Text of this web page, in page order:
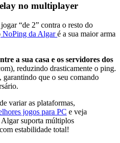
no multiplayer
“de 2” contra o resto do
NoPing da Algaré a sua maior arma
a sua casa e os servidores dos
reduzindo drasticamente o ping.
que o seu comando
variar as plataformas,
jogos para PC e veja
suporta múltiplos
estabilidade total!